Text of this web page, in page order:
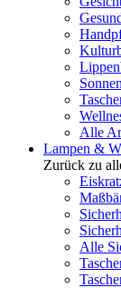
Alle
Lampen &
Zurück zu
Alle